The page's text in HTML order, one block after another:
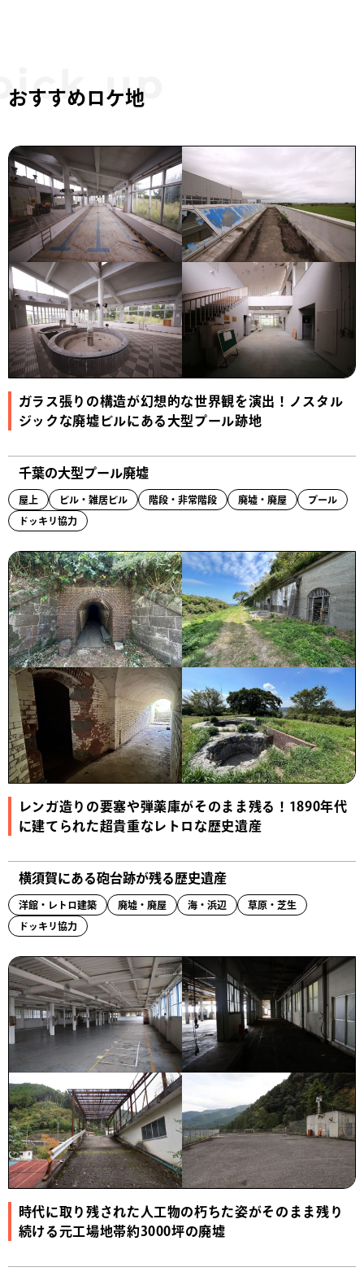
おすすめロケ地
ガラス張りの構造が幻想的な世界観を演出！ノスタル
ジックな廃墟ビルにある大型プール跡地
千葉の大型プール廃墟
屋上 ビル・雑居ビル 階段・非常階段 廃墟・廃屋 プール
ドッキリ協力
レンガ造りの要塞や弾薬庫がそのまま残る！1890年代
に建てられた超貴重なレトロな歴史遺産
横須賀にある砲台跡が残る歴史遺産
洋館・レトロ建築 廃墟・廃屋 海・浜辺 草原・芝生
ドッキリ協力
時代に取り残された人工物の朽ちた姿がそのまま残り
続ける元工場地帯約3000坪の廃墟